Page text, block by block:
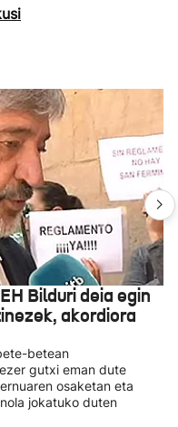
Bilduri deia egin
akordiora
betean
gutxi eman dute
osaketan eta
jokatuko duten